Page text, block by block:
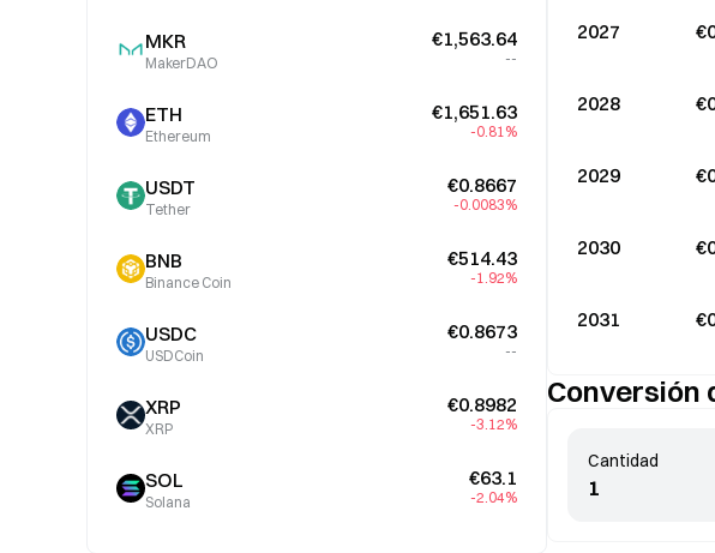
MKR
MakerDAO
€1,563.64
--
ETH
Ethereum
€1,651.63
-0.81%
USDT
Tether
€0.8667
-0.0083%
BNB
Binance Coin
€514.43
-1.92%
USDC
USDCoin
€0.8673
--
XRP
XRP
€0.8982
-3.12%
SOL
Solana
€63.1
-2.04%
2027
2028
2029
2030
2031
Conversión
Cantidad